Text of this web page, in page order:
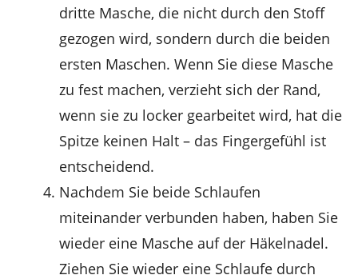
dritte Masche, die nicht durch den Stoff
gezogen wird, sondern durch die beiden
ersten Maschen. Wenn Sie diese Masche
zu fest machen, verzieht sich der Rand,
wenn sie zu locker gearbeitet wird, hat die
Spitze keinen Halt – das Fingergefühl ist
entscheidend.
Nachdem Sie beide Schlaufen
miteinander verbunden haben, haben Sie
wieder eine Masche auf der Häkelnadel.
Ziehen Sie wieder eine Schlaufe durch